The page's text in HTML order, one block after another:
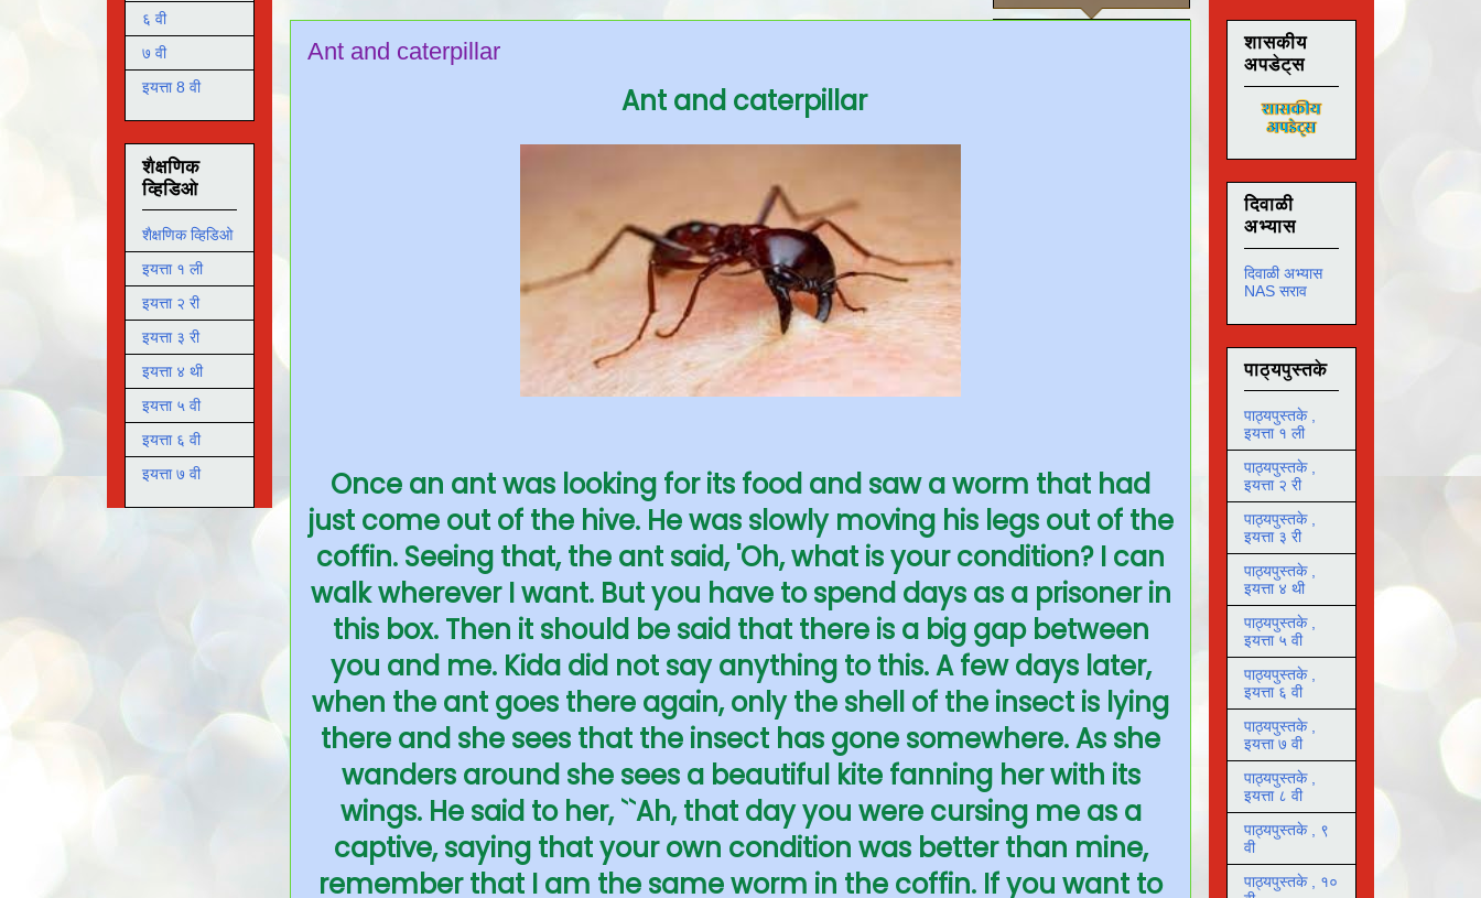
Ant and caterpillar
Ant and caterpillar
Once an ant was looking for its food and saw a worm that had
just come out of the hive. He was slowly moving his legs out of the
coffin. Seeing that, the ant said, 'Oh, what is your condition? I can
walk wherever I want. But you have to spend days as a prisoner in
this box. Then it should be said that there is a big gap between
you and me. Kida did not say anything to this. A few days later,
when the ant goes there again, only the shell of the insect is lying
there and she sees that the insect has gone somewhere. As she
wanders around she sees a beautiful kite fanning her with its
wings. He said to her, ``Ah, that day you were cursing me as a
captive, saying that your own condition was better than mine,
remember that I am the same worm in the coffin. If you want to
६ वी
७ वी
इयत्ता 8 वी
शैक्षणिक
व्हिडिओ
शैक्षणिक व्हिडिओ
इयत्ता १ ली
इयत्ता २ री
इयत्ता ३ री
इयत्ता ४ थी
इयत्ता ५ वी
इयत्ता ६ वी
इयत्ता ७ वी
शासकीय
अपडेट्स
दिवाळी
अभ्यास
दिवाळी अभ्यास
NAS सराव
पाठ्यपुस्तके
पाठ्यपुस्तके ,
इयत्ता १ ली
पाठ्यपुस्तके ,
इयत्ता २ री
पाठ्यपुस्तके ,
इयत्ता ३ री
पाठ्यपुस्तके ,
इयत्ता ४ थी
पाठ्यपुस्तके ,
इयत्ता ५ वी
पाठ्यपुस्तके ,
इयत्ता ६ वी
पाठ्यपुस्तके ,
इयत्ता ७ वी
पाठ्यपुस्तके ,
इयत्ता ८ वी
पाठ्यपुस्तके , ९
वी
पाठ्यपुस्तके , १०